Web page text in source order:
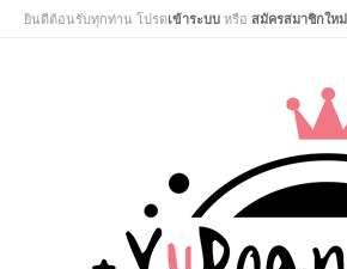
ยินดีต้อนรับทุกท่าน โปรดเข้าระบบ หรือ สมัครสมาชิกใหม่